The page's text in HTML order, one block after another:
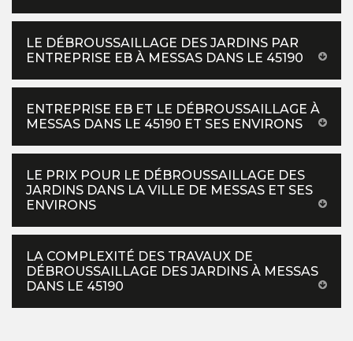
LE DÉBROUSSAILLAGE DES JARDINS PAR
ENTREPRISE EB À MESSAS DANS LE 45190
ENTREPRISE EB ET LE DÉBROUSSAILLAGE À
MESSAS DANS LE 45190 ET SES ENVIRONS
LE PRIX POUR LE DÉBROUSSAILLAGE DES
JARDINS DANS LA VILLE DE MESSAS ET SES
ENVIRONS
LA COMPLEXITÉ DES TRAVAUX DE
DÉBROUSSAILLAGE DES JARDINS À MESSAS
DANS LE 45190